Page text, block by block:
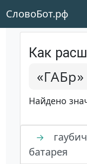
СловоБот.рф
Как
«ГАБр»
Найдено
→
батарея